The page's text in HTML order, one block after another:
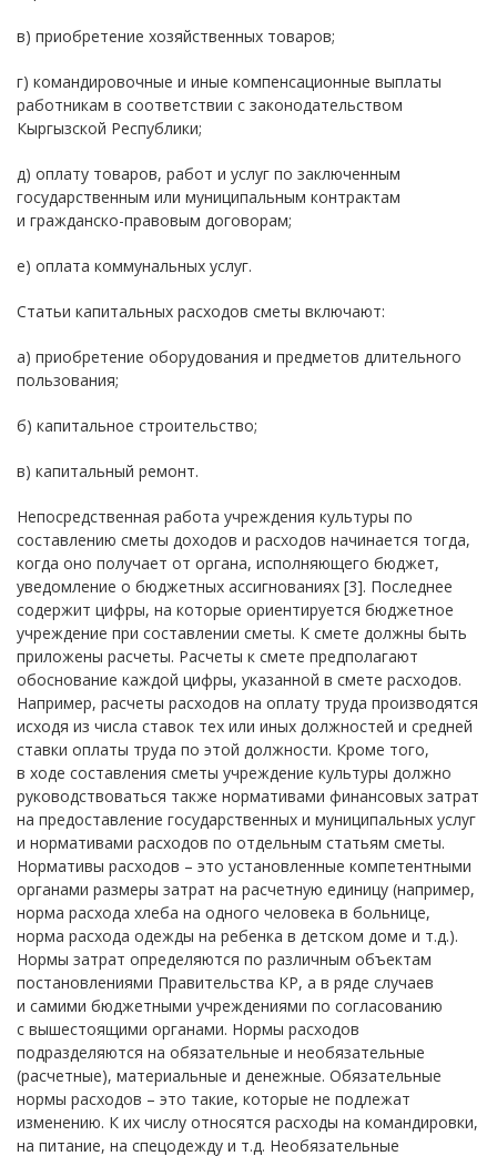
в) приобретение хозяйственных товаров;
г) командировочные и иные компенсационные выплаты
работникам в соответствии с законодательством
Кыргызской Республики;
д) оплату товаров, работ и услуг по заключенным
государственным или муниципальным контрактам
и гражданско-правовым договорам;
е) оплата коммунальных услуг.
Статьи капитальных расходов сметы включают:
а) приобретение оборудования и предметов длительного
пользования;
б) капитальное строительство;
в) капитальный ремонт.
Непосредственная работа учреждения культуры по
составлению сметы доходов и расходов начинается тогда,
когда оно получает от органа, исполняющего бюджет,
уведомление о бюджетных ассигнованиях [3]. Последнее
содержит цифры, на которые ориентируется бюджетное
учреждение при составлении сметы. К смете должны быть
приложены расчеты. Расчеты к смете предполагают
обоснование каждой цифры, указанной в смете расходов.
Например, расчеты расходов на оплату труда производятся
исходя из числа ставок тех или иных должностей и средней
ставки оплаты труда по этой должности. Кроме того,
в ходе составления сметы учреждение культуры должно
руководствоваться также нормативами финансовых затрат
на предоставление государственных и муниципальных услуг
и нормативами расходов по отдельным статьям сметы.
Нормативы расходов – это установленные компетентными
органами размеры затрат на расчетную единицу (например,
норма расхода хлеба на одного человека в больнице,
норма расхода одежды на ребенка в детском доме и т.д.).
Нормы затрат определяются по различным объектам
постановлениями Правительства КР, а в ряде случаев
и самими бюджетными учреждениями по согласованию
с вышестоящими органами. Нормы расходов
подразделяются на обязательные и необязательные
(расчетные), материальные и денежные. Обязательные
нормы расходов – это такие, которые не подлежат
изменению. К их числу относятся расходы на командировки,
на питание, на спецодежду и т.д. Необязательные